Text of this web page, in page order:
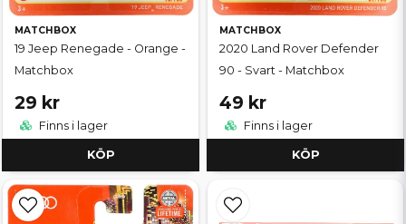
MATCHBOX
19 Jeep Renegade - Orange -
Matchbox
29 kr
Finns i lager
KÖP
MATCHBOX
2020 Land Rover Defender
90 - Svart - Matchbox
49 kr
Finns i lager
KÖP